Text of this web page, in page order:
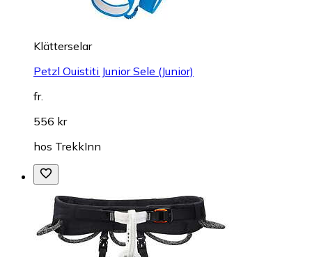
Klätterselar
Petzl Ouistiti Junior Sele (Junior)
fr.
556 kr
hos TrekkInn